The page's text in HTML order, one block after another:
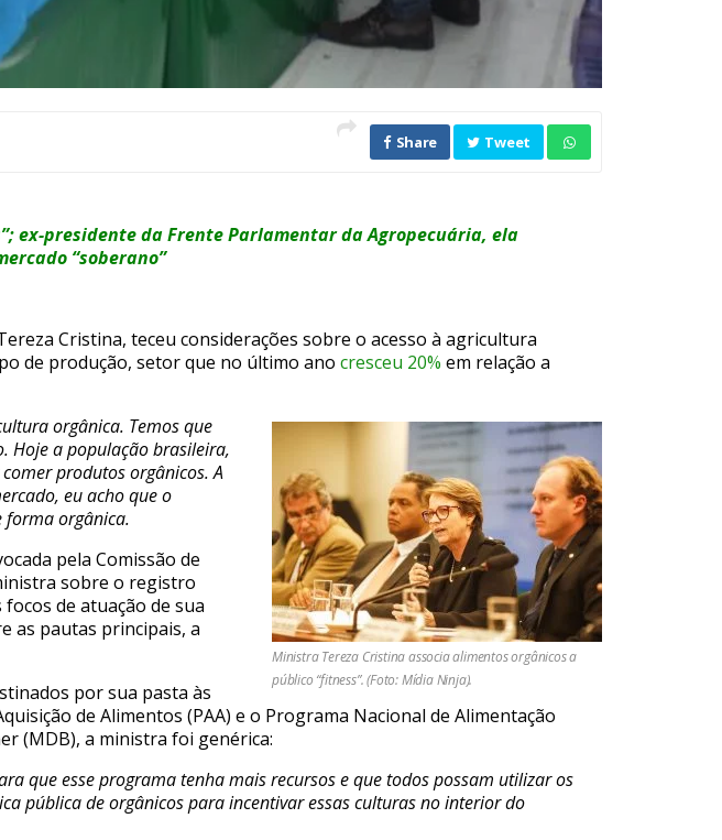
Share Tweet
ex-presidente da Frente Parlamentar da Agropecuária, ela
“soberano”
Cristina, teceu considerações sobre o acesso à agricultura
de produção, setor que no último ano cresceu 20% em relação a
Ministra Tereza Cristina associa alimentos orgânicos a
público “fitness”. (Foto: Mídia Ninja).
orgânica. Temos que
Hoje a população brasileira,
produtos orgânicos. A
eu acho que o
forma orgânica.
pela Comissão de
sobre o registro
de atuação de sua
as pautas principais, a
por sua pasta às
de Alimentos (PAA) e o Programa Nacional de Alimentação
(MDB), a ministra foi genérica:
que esse programa tenha mais recursos eque todos possam utilizar os
pública de orgânicos para incentivar essas culturas no interior do